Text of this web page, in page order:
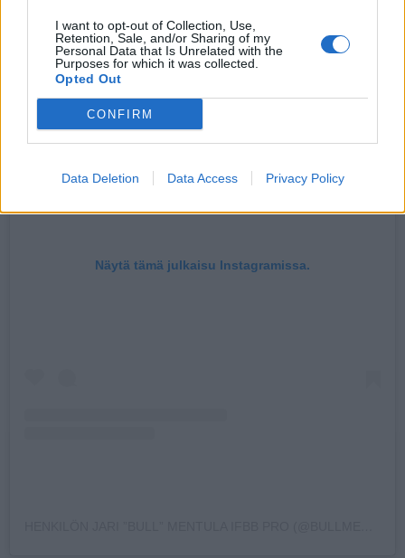
I want to opt-out of Collection, Use,
Retention, Sale, and/or Sharing of my
Personal Data that Is Unrelated with the
Purposes for which it was collected.
Opted Out
CONFIRM
Data Deletion Data Access Privacy Policy
Näytä tämä julkaisu Instagramissa.